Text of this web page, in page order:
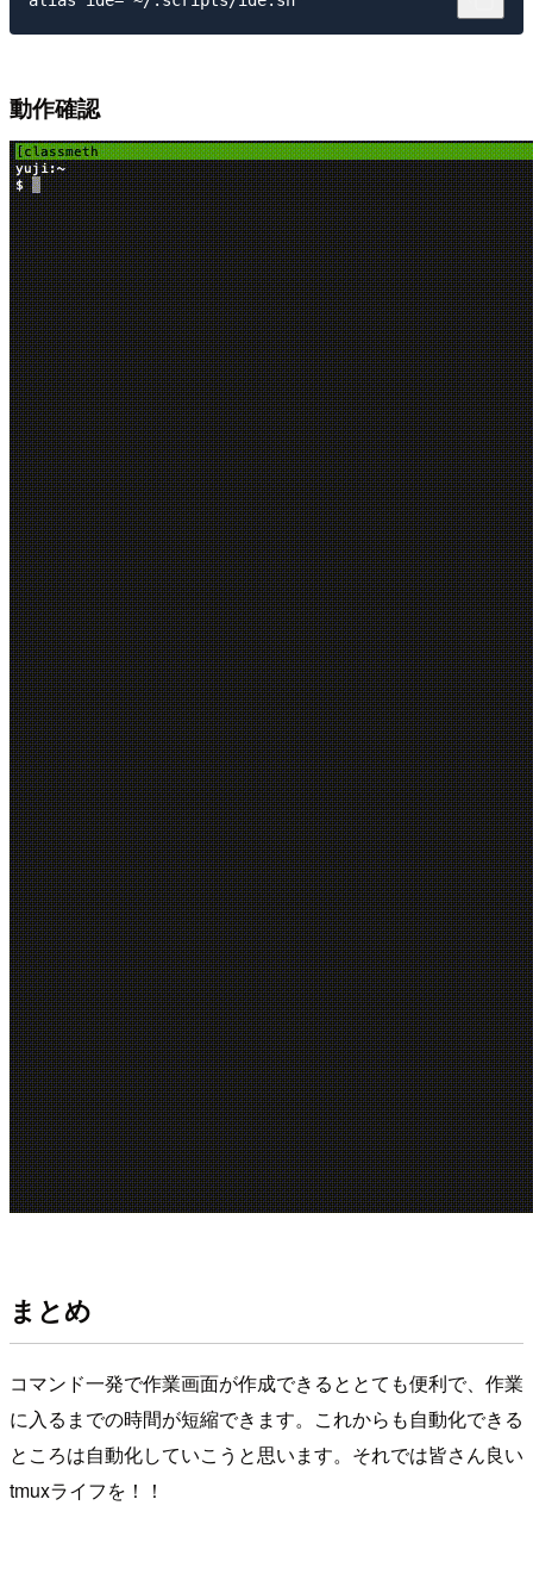
動作確認
まとめ
コマンド一発で作業画面が作成できるととても便利で、作業
に入るまでの時間が短縮できます。これからも自動化できる
ところは自動化していこうと思います。それでは皆さん良い
tmuxライフを！！